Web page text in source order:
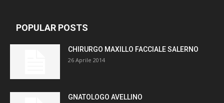
POPULAR POSTS
CHIRURGO MAXILLO FACCIALE SALERNO
26 Aprile 2014
GNATOLOGO AVELLINO